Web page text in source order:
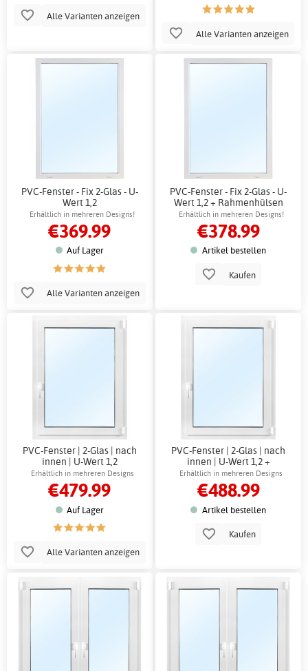
Alle Varianten anzeigen
Alle Varianten anzeigen
PVC-Fenster - Fix 2-Glas - U-
Wert 1,2
Erhältlich in mehreren Designs!
€369.99
Auf Lager
Alle Varianten anzeigen
PVC-Fenster - Fix 2-Glas - U-
Wert 1,2 + Rahmenhülsen
Erhältlich in mehreren Designs!
€378.99
Artikel bestellen
Kaufen
PVC-Fenster | 2-Glas | nach
innen | U-Wert 1,2
Erhältlich in mehreren Designs
€479.99
Auf Lager
Alle Varianten anzeigen
PVC-Fenster | 2-Glas | nach
innen | U-Wert 1,2 +
Rahmenhülsen
Erhältlich in mehreren Designs
€488.99
Artikel bestellen
Kaufen